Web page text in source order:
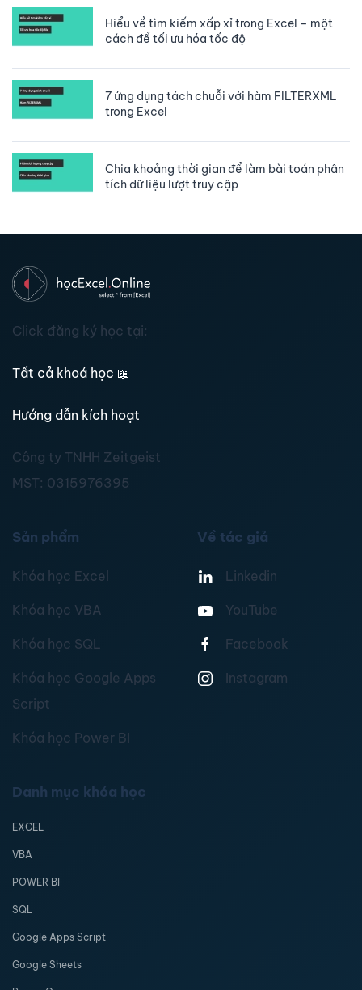
Hiểu về tìm kiếm xấp xỉ trong Excel – một
cách để tối ưu hóa tốc độ
7 ứng dụng tách chuỗi với hàm FILTERXML
trong Excel
Chia khoảng thời gian để làm bài toán phân
tích dữ liệu lượt truy cập
Click đăng ký học tại:
Tất cả khoá học 📖
Hướng dẫn kích hoạt
Công ty TNHH Zeitgeist
MST: 0315976395
Sản phẩm
Khóa học Excel
Khóa học VBA
Khóa học SQL
Khóa học Google Apps
Script
Khóa học Power BI
Về tác giả
Linkedin
YouTube
Facebook
Instagram
Danh mục khóa học
EXCEL
VBA
POWER BI
SQL
Google Apps Script
Google Sheets